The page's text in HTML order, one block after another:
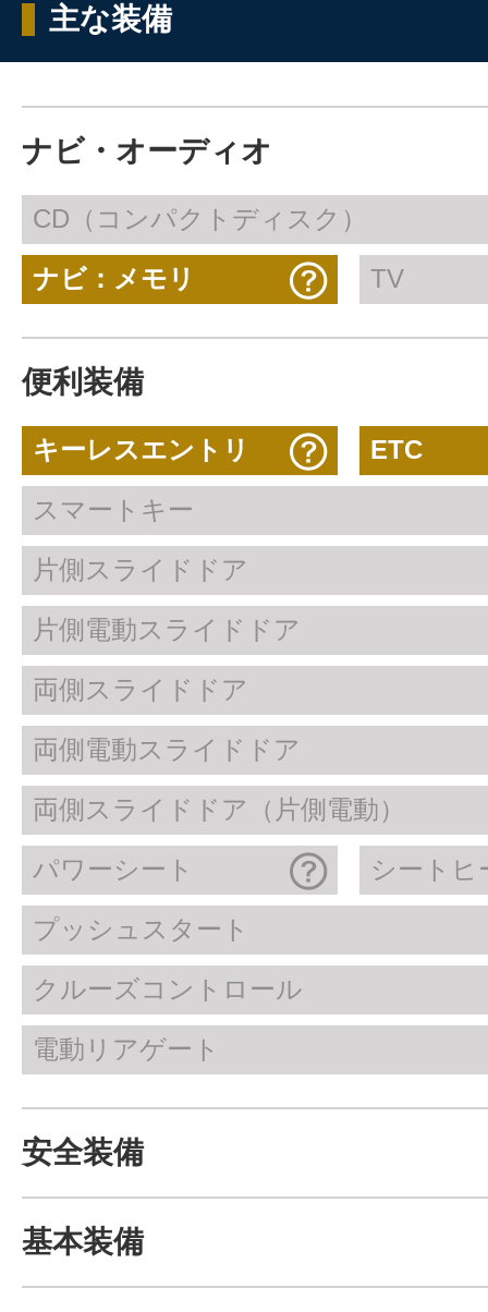
主な装備
ナビ・オーディオ
CD（コンパクトディスク）
ナビ：メモリ TV
便利装備
キーレスエントリ ETC
スマートキー
片側スライドドア
片側電動スライドドア
両側スライドドア
両側電動スライドドア
両側スライドドア（片側電動）
パワーシート シートヒ
プッシュスタート
クルーズコントロール
電動リアゲート
安全装備
基本装備